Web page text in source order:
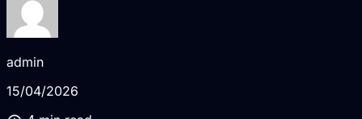
admin
15/04/2026